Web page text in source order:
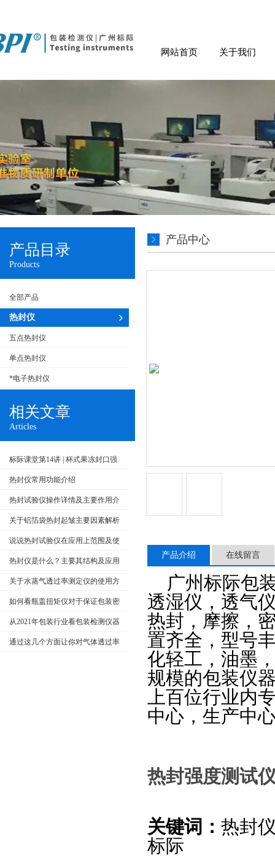
网站首页 关于我们
产品目录
Products
全部产品
热封仪
五点热封仪
单点热封仪
*电子热封仪
相关文章
Articles
标际课堂第14讲 | 杯式果冻封口强
度测试方法及检测仪器
热封仪常用功能介绍
热封试验仪操作详情及主要作用介
关于铝箔袋热封起皱主要因素解析
说说热封试验仪在应用上范围及使
用优势、注意事项
热封仪是什么？主要其结构及应用
用途方面有哪些？
关于水蒸气透过率测定仪的使用方
法看完本篇你就知道了
如何看瓶盖扭矩仪对于保证包装密
封性及产品质量起到的重要作用？
从2021年包装行业看包装检测仪器
的市场需求
通过这几个方面让你对气体透过率
产品中心
产品介绍 在线留言
广州标际包
透湿仪，透气
热封，摩擦，
置齐全，型号
化轻工，油墨
规模的包装仪
上百位行业内
中心，生产中
热封强度测试
关键词： 热封
标际